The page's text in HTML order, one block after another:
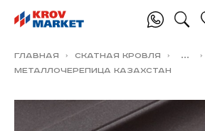
Главная Скатная Кровля
...
Металлочерепица Казахстан